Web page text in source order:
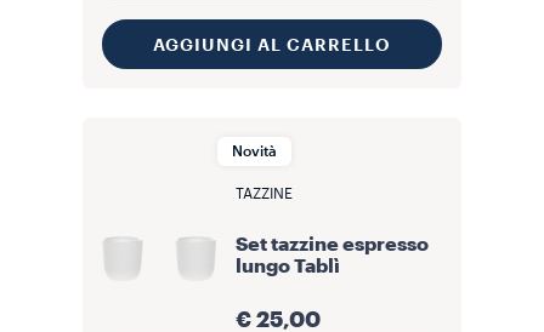
AGGIUNGI AL CARRELLO
Novità
TAZZINE
Set tazzine espresso
lungo Tablì
€ 25,00